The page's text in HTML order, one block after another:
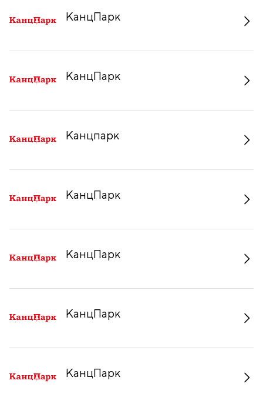
КанцПарк
КанцПарк
Канцпарк
КанцПарк
КанцПарк
КанцПарк
КанцПарк